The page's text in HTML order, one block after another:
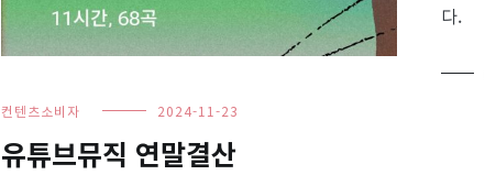
컨텐츠소비자 2024-11-23
유튜브뮤직 연말결산
다.